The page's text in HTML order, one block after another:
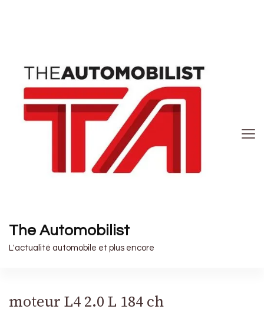
The Automobilist
L'actualité automobile et plus encore
moteur L4 2.0 L 184 ch